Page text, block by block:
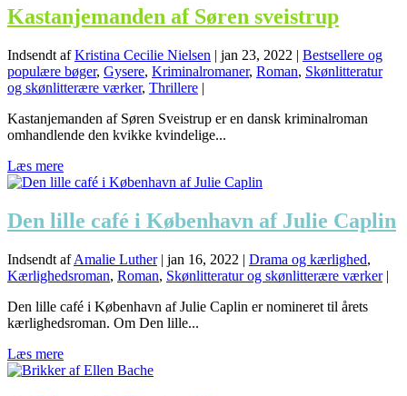
Kastanjemanden af Søren sveistrup
Indsendt afKristina Cecilie Nielsen | jan 23, 2022 | Bestsellere og
populære bøger, Gysere, Kriminalromaner, Roman, Skønlitteratur
og skønlitterære værker, Thrillere |
Kastanjemanden af Søren Sveistrup er en dansk kriminalroman
omhandlende den kvikke kvindelige...
Læs mere
Den lille café i København af Julie Caplin
Indsendt afAmalie Luther| jan 16, 2022 | Drama og kærlighed,
Kærlighedsroman, Roman, Skønlitteratur og skønlitterære værker|
Den lille café i København af Julie Caplin er nomineret til årets
kærlighedsroman. Om Den lille...
Læs mere